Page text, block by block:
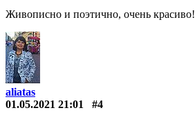
Живописно и поэтично, очень красиво!
aliatas
01.05.2021 21:01
#4